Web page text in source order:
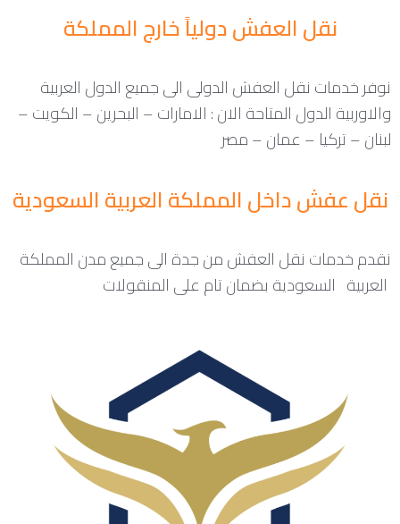
نقل العفش دولياً خارج المملكة
نوفر خدمات نقل العفش الدولى الى جميع الدول العربية
والاوربية الدول المتاحة الان : الامارات – البحرين – الكويت –
لبنان – تركيا – عمان – مصر
نقل عفش داخل المملكة العربية السعودية
نقدم خدمات نقل العفش من جدة الى جميع مدن المملكة